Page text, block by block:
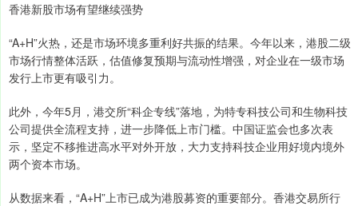
香港新股市场有望继续强势
“A+H”火热，还是市场环境多重利好共振的结果。今年以来，港股二级
市场行情整体活跃，估值修复预期与流动性增强，对企业在一级市场
发行上市更有吸引力。
此外，今年5月，港交所“科企专线”落地，为特专科技公司和生物科技
公司提供全流程支持，进一步降低上市门槛。中国证监会也多次表
示，坚定不移推进高水平对外开放，大力支持科技企业用好境内境外
两个资本市场。
从数据来看，“A+H”上市已成为港股募资的重要部分。香港交易所行